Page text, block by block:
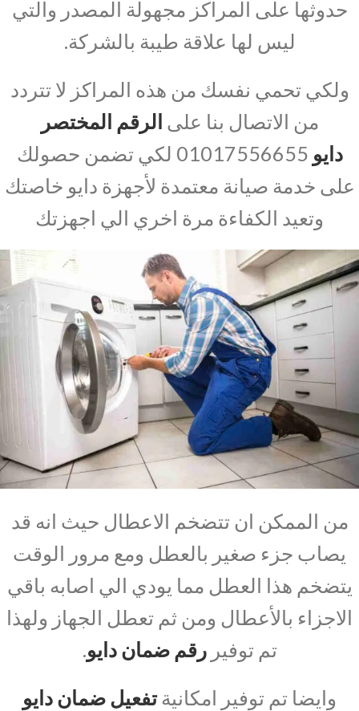
حدوثها على المراكز مجهولة المصدر والتي
ليس لها علاقة طيبة بالشركة.
ولكي تحمي نفسك من هذه المراكز لا تتردد
من الاتصال بنا على الرقم المختصر
دايو
01017556655 لكي تضمن حصولك
على خدمة صيانة معتمدة لأجهزة دايو خاصتك
وتعيد الكفاءة مرة اخري الي اجهزتك
من الممكن ان تتضخم الاعطال حيث انه قد
يصاب جزء صغير بالعطل ومع مرور الوقت
يتضخم هذا العطل مما يودي الي اصابه باقي
الاجزاء بالأعطال ومن ثم تعطل الجهاز ولهذا
تم توفيررقم ضمان دايو.
وايضا تم توفير امكانيةتفعيل ضمان دايو